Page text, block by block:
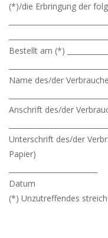
(*)/die Erbringung der
Bestellt am (*)
Name des/der
Anschrift des/der
Unterschrift des/der
Papier)
Datum
(*) Unzutreffendes